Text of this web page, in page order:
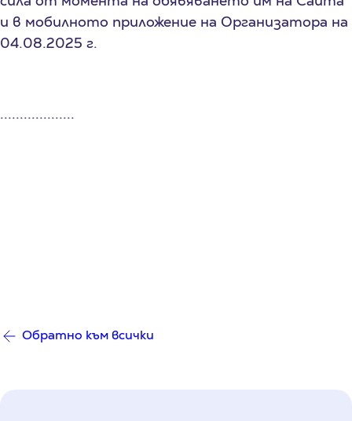
и в мобилното приложение на Организатора на
04.08.2025 г.
...................
Обратно към всички